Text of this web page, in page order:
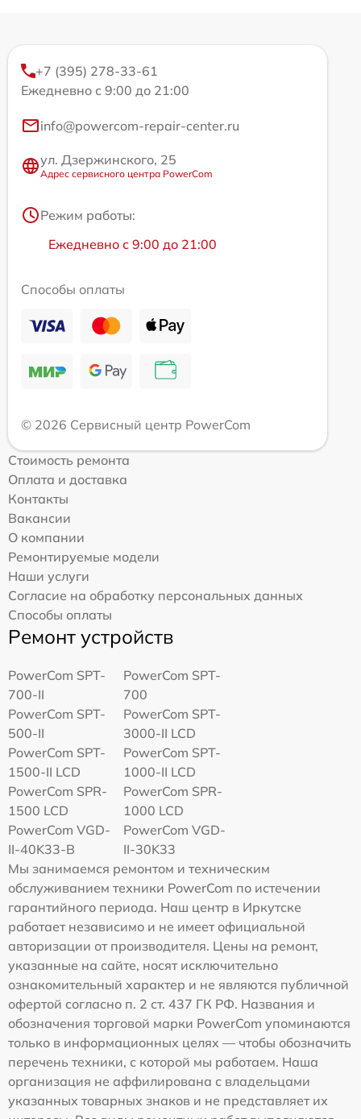
+7 (395) 278-33-61
Ежедневно с 9:00 до 21:00
info@powercom-repair-center.ru
ул. Дзержинского, 25
Адрес сервисного центра PowerCom
Режим работы:
Ежедневно с 9:00 до 21:00
Способы оплаты
© 2026 Сервисный центр PowerCom
Стоимость ремонта
Оплата и доставка
Контакты
Вакансии
О компании
Ремонтируемые модели
Наши услуги
Согласие на обработку персональных данных
Способы оплаты
Ремонт устройств
PowerCom SPT-
700-II
PowerCom SPT-
700
PowerCom SPT-
500-II
PowerCom SPT-
3000-II LCD
PowerCom SPT-
1500-II LCD
PowerCom SPT-
1000-II LCD
PowerCom SPR-
1500 LCD
PowerCom SPR-
1000 LCD
PowerCom VGD-
II-40K33-B
PowerCom VGD-
II-30K33
Мы занимаемся ремонтом и техническим
обслуживанием техники PowerCom по истечении
гарантийного периода. Наш центр в Иркутске
работает независимо и не имеет официальной
авторизации от производителя. Цены на ремонт,
указанные на сайте, носят исключительно
ознакомительный характер и не являются публичной
офертой согласно п. 2 ст. 437 ГК РФ. Названия и
обозначения торговой марки PowerCom упоминаются
только в информационных целях — чтобы обозначить
перечень техники, с которой мы работаем. Наша
организация не аффилирована с владельцами
указанных товарных знаков и не представляет их